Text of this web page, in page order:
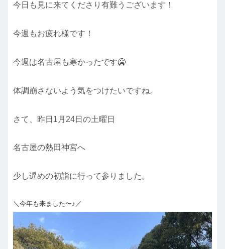
今日も見に来てくださり有難うございます！
今週もお疲れ様です！
今週は名古屋も寒かったです🥶
体調崩さないよう気をつけたいですね。
さて、昨日1月24日の土曜日
名古屋の熱田神宮へ
少し遅めの初詣に行って参りました。
＼今年も来ました〜♪／